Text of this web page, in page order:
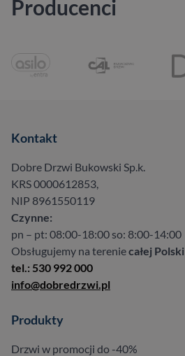
Producenci
Kontakt
Dobre Drzwi Bukowski Sp.k.
KRS 0000612853,
NIP 8961550119
Czynne:
pn – pt: 08:00-18:00 so: 8:00-14:00
Obsługujemy na tereniecałej Polski
tel.: 530 992 000
info@dobredrzwi.pl
Produkty
Drzwi w promocji do -40%